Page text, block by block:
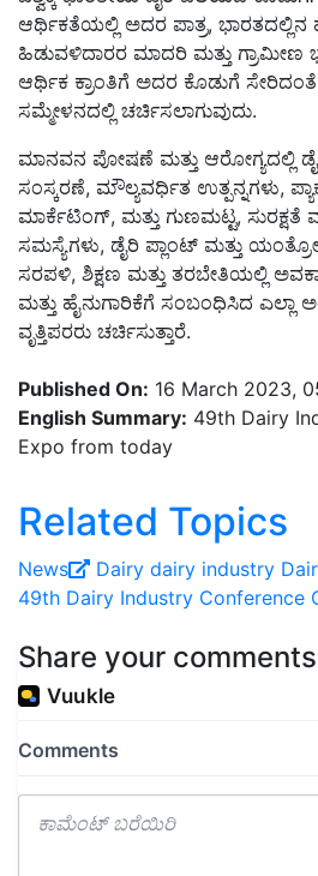
ಆರ್ಥಿಕತೆಯಲ್ಲಿ ಅದರ ಪಾತ್ರ, ಭಾರತದಲ್ಲಿನ
ಹಿಡುವಳಿದಾರರ ಮಾದರಿ ಮತ್ತು ಗ್ರಾಮೀಣ
ಆರ್ಥಿಕ ಕ್ರಾಂತಿಗೆ ಅದರ ಕೊಡುಗೆ
ಸಮ್ಮೇಳನದಲ್ಲಿ ಚರ್ಚಿಸಲಾಗುವುದು.
ಮಾನವನ ಪೋಷಣೆ ಮತ್ತು ಆರೋಗ್ಯದಲ್ಲಿ
ಸಂಸ್ಕರಣೆ, ಮೌಲ್ಯವರ್ಧಿತ ಉತ್ಪನ್ನಗಳು,
ಮಾರ್ಕೆಟಿಂಗ್, ಮತ್ತು ಗುಣಮಟ್ಟ, ಸುರಕ್ಷತೆ
ಸಮಸ್ಯೆಗಳು, ಡೈರಿ ಪ್ಲಾಂಟ್ ಮತ್ತು
ಸರಪಳಿ, ಶಿಕ್ಷಣ ಮತ್ತು ತರಬೇತಿಯಲ್ಲಿ
ಮತ್ತು ಹೈನುಗಾರಿಕೆಗೆ ಸಂಬಂಧಿಸಿದ ಎಲ್ಲಾ
ವೃತ್ತಿಪರರು ಚರ್ಚಿಸುತ್ತಾರೆ.
Published On: 16 March 2023,
English Summary: 49th Dairy
Expo from today
Related Topics
News Dairy dairy industry
49th Dairy Industry Conference
Share your comments